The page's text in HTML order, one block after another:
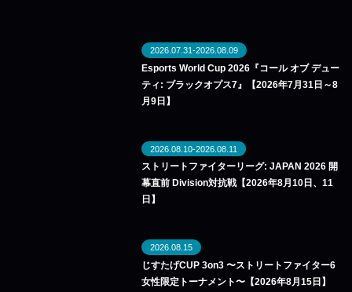
2026.07.31-2026.08.09
Esports World Cup 2026『コール オブ デュー
ティ: ブラックオプス7』【2026年7月31日～8
月9日】
2026.08.10-2026.08.11
ストリートファイターリーグ: JAPAN 2026 開
幕直前 Division対抗戦【2026年8月10日、11
日】
2026.08.15
じすたげCUP 3on3 〜ストリートファイター6
女性限定トーナメント〜【2026年8月15日】